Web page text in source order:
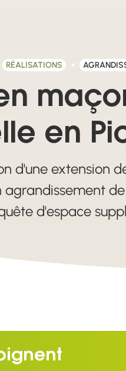
RÉALISATIONS
en
d'une extension
agrandissement
d'espace